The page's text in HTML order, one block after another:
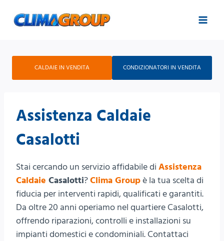
CALDAIE IN VENDITA CONDIZIONATORI IN VENDITA
Assistenza Caldaie
Casalotti
Stai cercando un servizio affidabile di Assistenza
Caldaie Casalotti?Clima Groupè la tua scelta di
fiducia per interventi rapidi, qualificati e garantiti.
Da oltre 20 anni operiamo nel quartiere Casalotti,
offrendo riparazioni, controlli e installazioni su
impianti domestici e condominiali. Contattaci